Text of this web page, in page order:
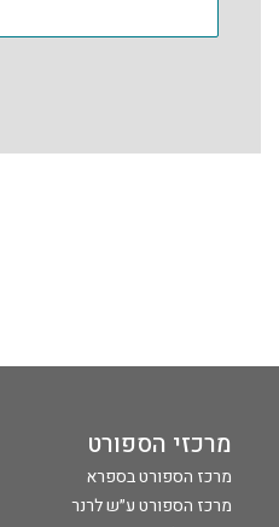
מרכזי הספורט
מרכז הספורט בספרא
מרכז הספורט ע״ש לרנר